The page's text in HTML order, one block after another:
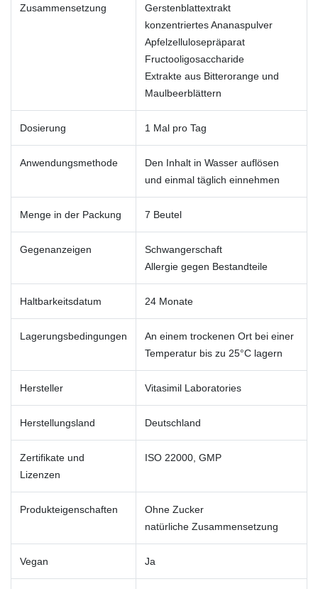
Zusammensetzung
Gerstenblattextrakt
konzentriertes Ananaspulver
Apfelzellulosepräparat
Fructooligosaccharide
Extrakte aus Bitterorange und
Maulbeerblättern
Dosierung 1 Mal pro Tag
Anwendungsmethode
Den Inhalt in Wasser auflösen
und einmal täglich einnehmen
Menge in der Packung 7 Beutel
Gegenanzeigen
Schwangerschaft
Allergie gegen Bestandteile
Haltbarkeitsdatum 24 Monate
Lagerungsbedingungen
An einem trockenen Ort bei einer
Temperatur bis zu 25°C lagern
Hersteller Vitasimil Laboratories
Herstellungsland Deutschland
Zertifikate und
Lizenzen
ISO 22000, GMP
Produkteigenschaften
Ohne Zucker
natürliche Zusammensetzung
Vegan Ja